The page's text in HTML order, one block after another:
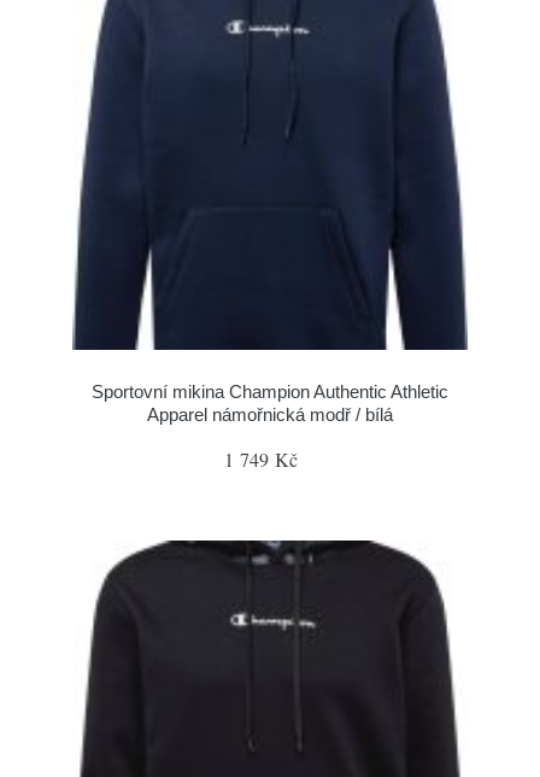
Sportovní mikina Champion Authentic Athletic
Apparel námořnická modř / bílá
1 749 Kč